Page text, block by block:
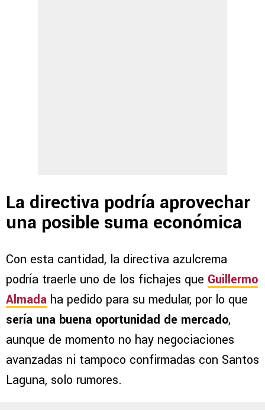
La directiva podría aprovechar
una posible suma económica
Con esta cantidad, la directiva azulcrema
podría traerle uno de los fichajes que Guillermo
Almada ha pedido para su medular, por lo que
sería una buena oportunidad de mercado,
aunque de momento no hay negociaciones
avanzadas ni tampoco confirmadas con Santos
Laguna, solo rumores.